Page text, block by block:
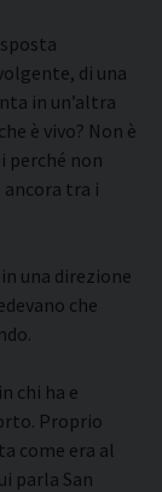
di una
in un’altra
è vivo? Non è
perché non
tra i
una direzione
che
chi ha e
Proprio
come era al
parla San